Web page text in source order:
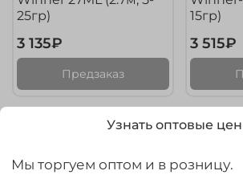
25гр)
3 135₽
Предзаказ
15гр)
3 515₽
Ожидается
Узнать оптовые
Мы торгуем оптом и в розницу.